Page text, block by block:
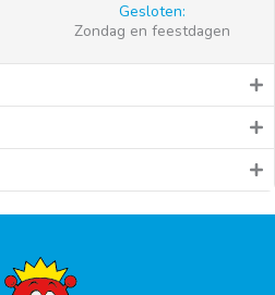
Gesloten:
Zondag en feestdagen